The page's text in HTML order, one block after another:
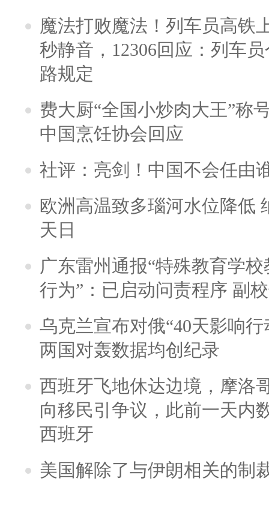
魔法打败魔法！列车员高铁
秒静音，12306回应：列车
路规定
费大厨“全国小炒肉大王”称
中国烹饪协会回应
社评：亮剑！中国不会任由
欧洲高温致多瑙河水位降低
天日
广东雷州通报“特殊教育学
行为”：已启动问责程序 副
乌克兰宣布对俄“40天影响
两国对轰数据均创纪录
西班牙飞地休达边境，摩洛
向移民引争议，此前一天内
西班牙
美国解除了与伊朗相关的制